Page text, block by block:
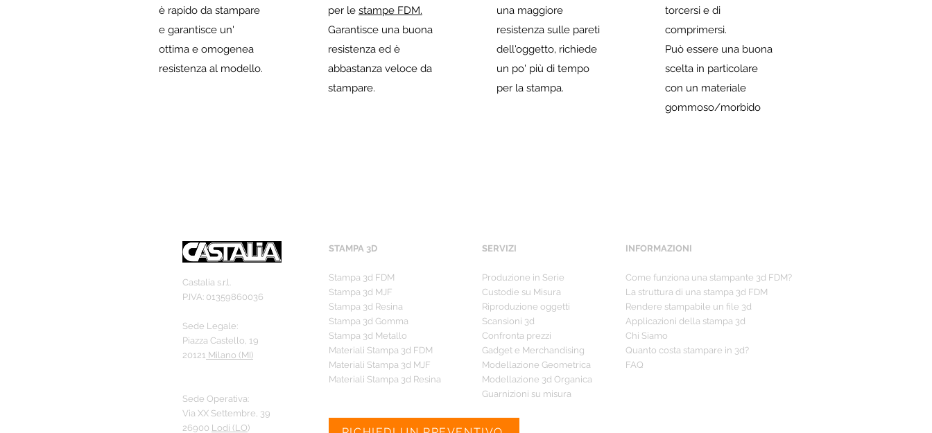
è rapido da stampare
e garantisce un'
ottima e omogenea
resistenza al modello.
per le stampe FDM.
Garantisce una buona
resistenza ed è
abbastanza veloce da
stampare.
una maggiore
resistenza sulle pareti
dell'oggetto, richiede
un po' più di tempo
per la stampa.
torcersi e di
comprimersi.
Può essere una buona
scelta in particolare
con un materiale
gommoso/morbido
Castalia s.r.l.
P.IVA: 01359860036
Sede Legale:
Piazza Castello, 19
20121 Milano (MI)
Sede Operativa:
Via XX Settembre, 39
26900 Lodi (LO)
STAMPA 3D
Stampa 3d FDM
Stampa 3d MJF
Stampa 3d Resina
Stampa 3d Gomma
Stampa 3d Metallo
Materiali Stampa 3d FDM
Materiali Stampa 3d MJF
Materiali Stampa 3d Resina
SERVIZI
Produzione in Serie
Custodie su Misura
Riproduzione oggetti
Scansioni 3d
Confronta prezzi
Gadget e Merchandising
Modellazione Geometrica
Modellazione 3d Organica
Guarnizioni su misura
INFORMAZIONI
Come funziona una stampante 3d FDM?
La struttura di una stampa 3d FDM
Rendere stampabile un file 3d
Applicazioni della stampa 3d
Chi Siamo
Quanto costa stampare in 3d?
FAQ